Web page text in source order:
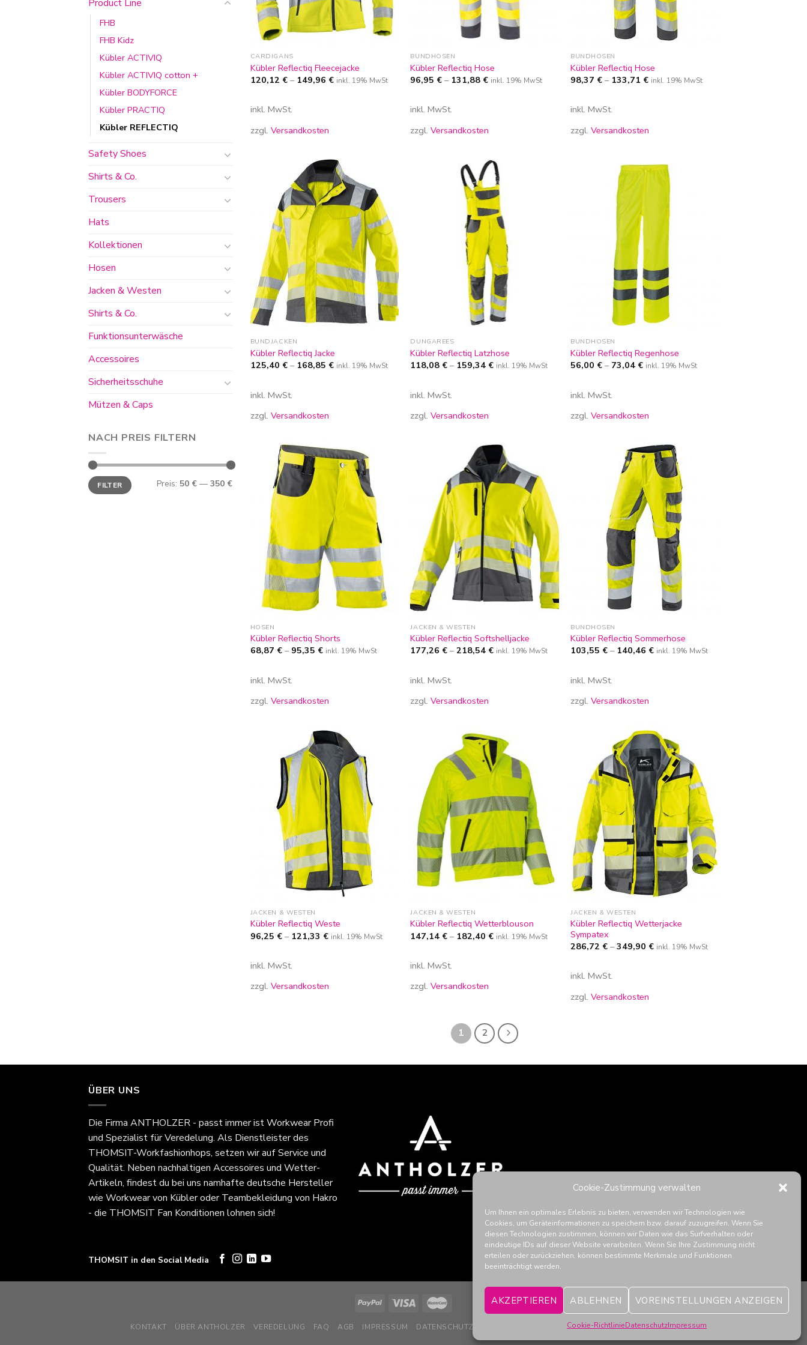
Cookie-Zustimmung verwalten
Um Ihnen ein optimales Erlebnis zu bieten, verwenden wir Technologien wie
Cookies, um Geräteinformationen zu speichern bzw. darauf zuzugreifen. Wenn Sie
diesen Technologien zustimmen, können wir Daten wie das Surfverhalten oder
eindeutige IDs auf dieser Website verarbeiten. Wenn Sie Ihre Zustimmung nicht
erteilen oder zurückziehen, können bestimmte Merkmale und Funktionen
beeinträchtigt werden.
AKZEPTIEREN ABLEHNEN VOREINSTELLUNGEN ANZEIGEN
Cookie-RichtlinieDatenschutzImpressum
Product Line
FHB
FHB Kidz
Kübler ACTIVIQ
Kübler ACTIVIQ cotton +
Kübler BODYFORCE
Kübler PRACTIQ
Kübler REFLECTIQ
Safety Shoes
Shirts & Co.
Trousers
Hats
Kollektionen
Hosen
Jacken & Westen
Shirts & Co.
Funktionsunterwäsche
Accessoires
Sicherheitsschuhe
Mützen & Caps
NACH PREIS FILTERN
Min.
Preis
Max.
PreisFILTER Preis: 50 € — 350 €
CARDIGANS
Kübler Reflectiq Fleecejacke
120,12 €– 149,96 € inkl. 19% MwSt
inkl. MwSt.
zzgl. Versandkosten
BUNDHOSEN
Kübler Reflectiq Hose
96,95 € – 131,88 € inkl. 19% MwSt
inkl. MwSt.
zzgl.Versandkosten
BUNDHOSEN
Kübler Reflectiq Hose
98,37 € – 133,71 € inkl. 19% MwSt
inkl. MwSt.
zzgl.Versandkosten
Zur
Wunschliste
hinzufügen
BUNDJACKEN
Kübler Reflectiq Jacke
125,40 €– 168,85 € inkl. 19% MwSt
inkl. MwSt.
zzgl. Versandkosten
DUNGAREES
Kübler Reflectiq Latzhose
118,08 € – 159,34 € inkl. 19% MwSt
inkl. MwSt.
zzgl.Versandkosten
Wunschliste
BUNDHOSEN
Kübler Reflectiq Regenhose
56,00 € – 73,04 € inkl. 19% MwSt
inkl. MwSt.
zzgl.Versandkosten
Zur
Wunschliste
hinzufügen
HOSEN
Kübler Reflectiq Shorts
68,87 €– 95,35 € inkl. 19% MwSt
inkl. MwSt.
zzgl. Versandkosten
Zur
Wunschliste
hinzufügen
JACKEN & WESTEN
Kübler Reflectiq Softshelljacke
177,26 € –218,54 € inkl. 19% MwSt
inkl. MwSt.
zzgl.Versandkosten
Wunschliste
hinzufügen
BUNDHOSEN
Kübler Reflectiq Sommerhose
103,55 € – 140,46 € inkl. 19% MwSt
inkl. MwSt.
zzgl.Versandkosten
Zur
Wunschliste
hinzufügen
JACKEN & WESTEN
Kübler Reflectiq Weste
96,25 €– 121,33 € inkl. 19% MwSt
inkl. MwSt.
zzgl. Versandkosten
Wunschliste
hinzufügen
JACKEN & WESTEN
Kübler Reflectiq Wetterblouson
147,14 € – 182,40 € inkl. 19% MwSt
inkl. MwSt.
zzgl.Versandkosten
Zur
Wunschliste
hinzufügen
JACKEN & WESTEN
Kübler Reflectiq Wetterjacke
Sympatex
286,72 € –349,90 € inkl. 19% MwSt
inkl. MwSt.
zzgl.Versandkosten
1 2
ÜBER UNS
Die Firma ANTHOLZER - passt immerist Workwear Profi
und Spezialist für Veredelung. Als Dienstleister des
THOMSIT-Workfashionhops, setzen wir auf Service und
Qualität. Neben nachhaltigen Accessoires und Wetter-
Artikeln, findest du bei uns namhafte deutsche Hersteller
wie Workwear von Kübler oder Teambekleidung von Hakro
- die THOMSIT Fan Konditionen lohnen sich!
THOMSIT in den Social Media
KONTAKT ÜBER ANTHOLZER VEREDELUNG FAQ AGB IMPRESSUM DATENSCHUTZ WIDERRUFSBELEHRUNG COOKIE-RICHTLINIE (EU)